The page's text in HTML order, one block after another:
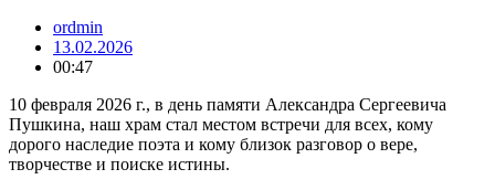
ordmin
13.02.2026
00:47
10 февраля 2026 г., в день памяти Александра Сергеевича
Пушкина, наш храм стал местом встречи для всех, кому
дорого наследие поэта и кому близок разговор о вере,
творчестве и поиске истины.